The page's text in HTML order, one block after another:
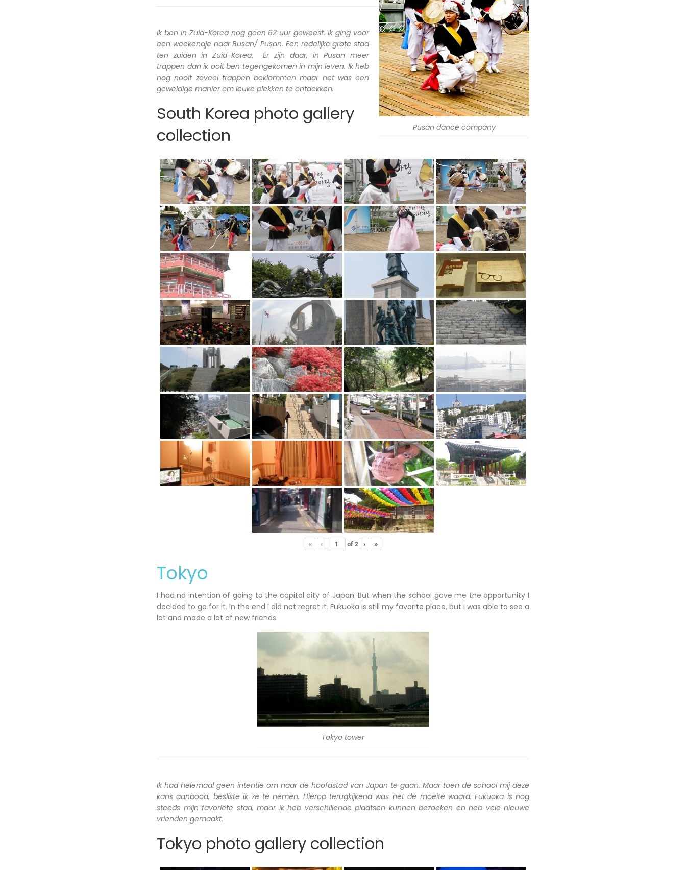
Pusan dance company
Ik ben in Zuid-Korea nog geen 62 uur geweest. Ik ging voor
een weekendje naar Busan/ Pusan. Een redelijke grote stad
ten zuiden in Zuid-Korea. Er zijn daar, in Pusan meer
trappen dan ik ooit ben tegengekomen in mijn leven. Ik heb
nog nooit zoveel trappen beklommen maar het was een
geweldige manier om leuke plekken te ontdekken.
South Korea photo gallery
collection
« ‹ of2 › »
Tokyo
I had no intention of going to the capital city of Japan. But when the school gave me the opportunity I
decided to go for it. In the end I did not regret it. Fukuoka is still my favorite place, but i was able to see a
lot and made a lot of new friends.
Tokyo tower
Ik had helemaal geen intentie om naar de hoofdstad van Japan te gaan. Maar toen de school mij deze
kans aanbood, besliste ik ze te nemen. Hierop terugkijkend was het de moeite waard. Fukuoka is nog
steeds mijn favoriete stad, maar ik heb verschillende plaatsen kunnen bezoeken en heb vele nieuwe
vrienden gemaakt.
Tokyo photo gallery collection